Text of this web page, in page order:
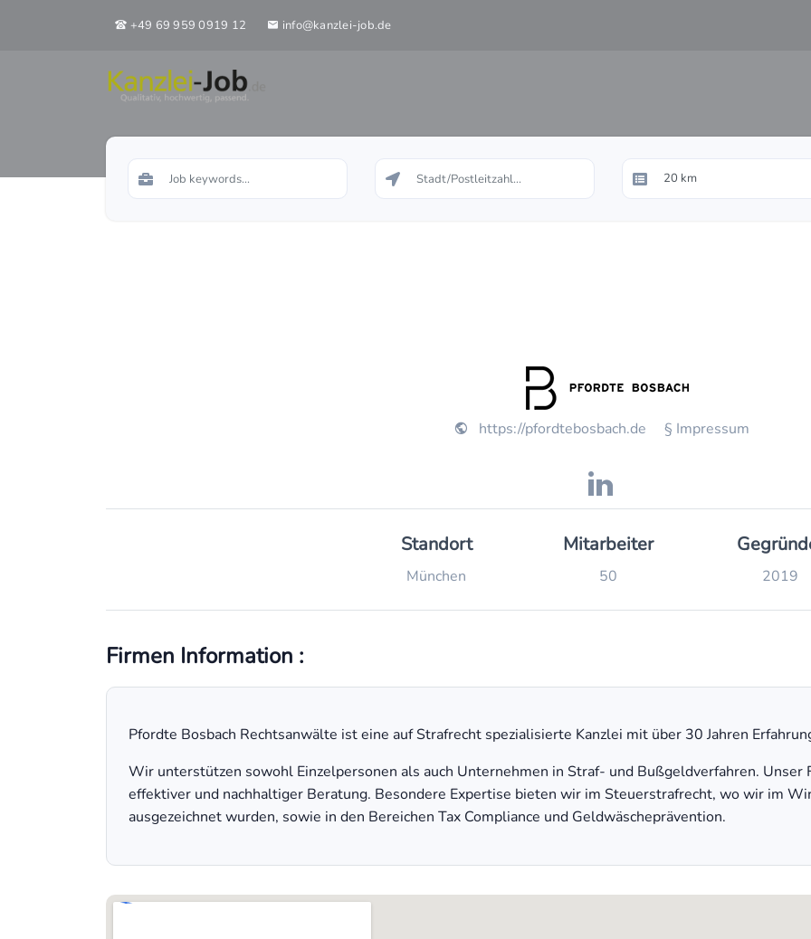
+49 69 959 0919 12 info@kanzlei-job.de
https://pfordtebosbach.de § Impressum
Standort
München
Mitarbeiter
50 2019
Firmen Information :
Pfordte Bosbach Rechtsanwälte ist eine auf Strafrecht spezialisierte Kanzlei mit über 30 Jahren
Wir unterstützen sowohl Einzelpersonen als auch Unternehmen in Straf- und Bußgeldverfahren.
effektiver und nachhaltiger Beratung. Besondere Expertise bieten wir im Steuerstrafrecht, wo wir im
ausgezeichnet wurden, sowie in den Bereichen Tax Compliance und Geldwäscheprävention.